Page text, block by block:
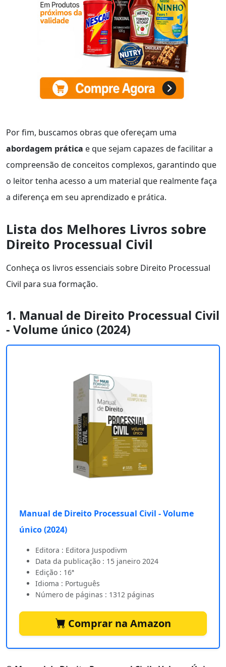
Por fim, buscamos obras que ofereçam uma
abordagem prática e que sejam capazes de facilitar a
compreensão de conceitos complexos, garantindo que
o leitor tenha acesso a um material que realmente faça
a diferença em seu aprendizado e prática.
Lista dos Melhores Livros sobre
Direito Processual Civil
Conheça os livros essenciais sobre Direito Processual
Civil para sua formação.
1. Manual de Direito Processual Civil
- Volume único (2024)
Manual de Direito Processual Civil - Volume
único (2024)
Editora : Editora Juspodivm
Data da publicação : 15 janeiro 2024
Edição : 16ª
Idioma : Português
Número de páginas : 1312 páginas
Comprar na Amazon